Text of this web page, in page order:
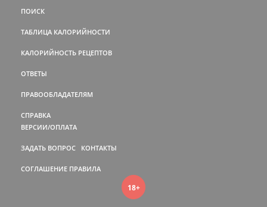
ПОИСК
ТАБЛИЦА КАЛОРИЙНОСТИ
КАЛОРИЙНОСТЬ РЕЦЕПТОВ
ОТВЕТЫ
ПРАВООБЛАДАТЕЛЯМ
СПРАВКА
ВЕРСИИ/ОПЛАТА
ЗАДАТЬ ВОПРОС КОНТАКТЫ
СОГЛАШЕНИЕ ПРАВИЛА
18+